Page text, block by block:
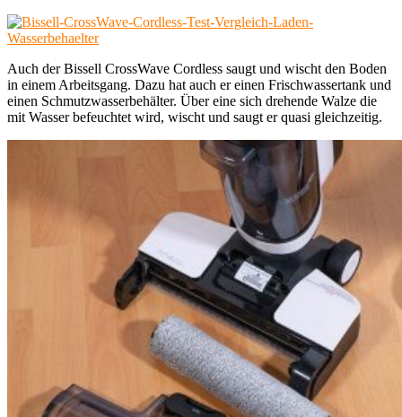
Auch der Bissell CrossWave Cordless saugt und wischt den Boden
in einem Arbeitsgang. Dazu hat auch er einen Frischwassertank und
einen Schmutzwasserbehälter. Über eine sich drehende Walze die
mit Wasser befeuchtet wird, wischt und saugt er quasi gleichzeitig.